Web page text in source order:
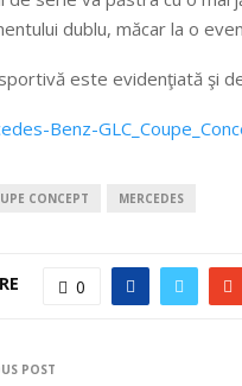
dublu, măcar la o
este evidenţiată şi
CONCEPT MERCEDES
0
POST